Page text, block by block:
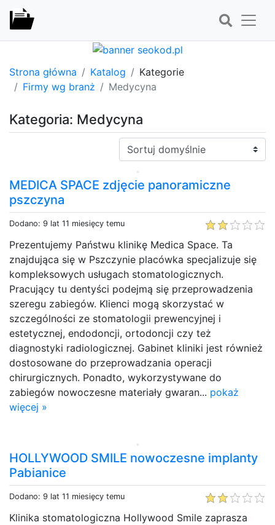
Strona główna Katalog
Kategorie
Firmy wg branż
Medycyna
Kategoria: Medycyna
Sortuj:
MEDICA SPACE zdjęcie panoramiczne
pszczyna
Dodano: 9 lat 11 miesięcy temu
Prezentujemy Państwu klinikę Medica Space. Ta
znajdująca się w Pszczynie placówka specjalizuje się
kompleksowych usługach stomatologicznych.
Pracujący tu dentyści podejmą się przeprowadzenia
szeregu zabiegów. Klienci mogą skorzystać w
szczególności ze stomatologii prewencyjnej i
estetycznej, endodoncji, ortodoncji czy też
diagnostyki radiologicznej. Gabinet kliniki jest również
dostosowane do przeprowadzania operacji
chirurgicznych. Ponadto, wykorzystywane do
zabiegów nowoczesne materiały gwaran... pokaż
więcej »
HOLLYWOOD SMILE nowoczesne implanty
Pabianice
Dodano: 9 lat 11 miesięcy temu
Klinika stomatologiczna Hollywood Smile zaprasza